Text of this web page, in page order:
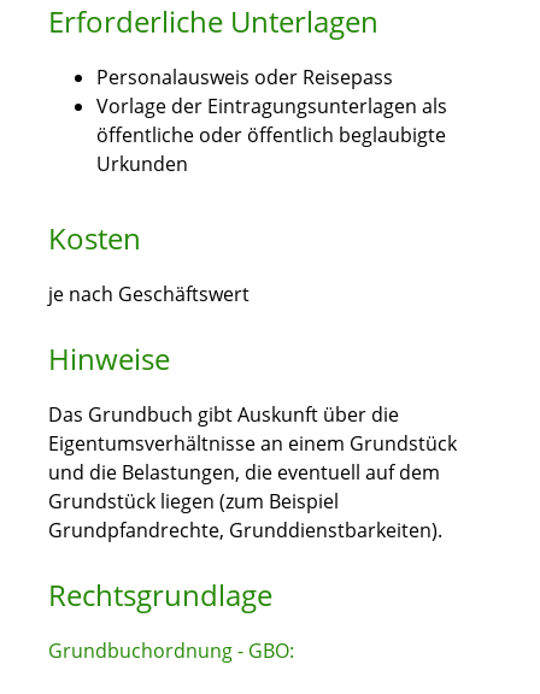
Erforderliche Unterlagen
Personalausweis oder Reisepass
Vorlage der Eintragungsunterlagen als
öffentliche oder öffentlich beglaubigte
Urkunden
Kosten
je nach Geschäftswert
Hinweise
Das Grundbuch gibt Auskunft über die
Eigentumsverhältnisse an einem Grundstück
und die Belastungen, die eventuell auf dem
Grundstück liegen (zum Beispiel
Grundpfandrechte, Grunddienstbarkeiten).
Rechtsgrundlage
Grundbuchordnung - GBO: